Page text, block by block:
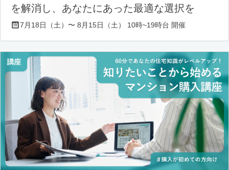
を解消し、あなたにあった最適な選択を
7月18日（土）〜 8月15日（土） 10時~19時台 開催